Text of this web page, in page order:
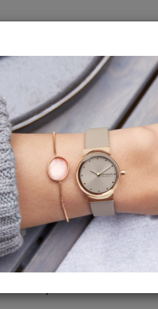
SPECIJALNE CENE
Michael Kors
MICHAEL KORS SATOVI
SATOVI
ŠIFRA ARTIKLA:MK4868
BARKOD:4064092309232